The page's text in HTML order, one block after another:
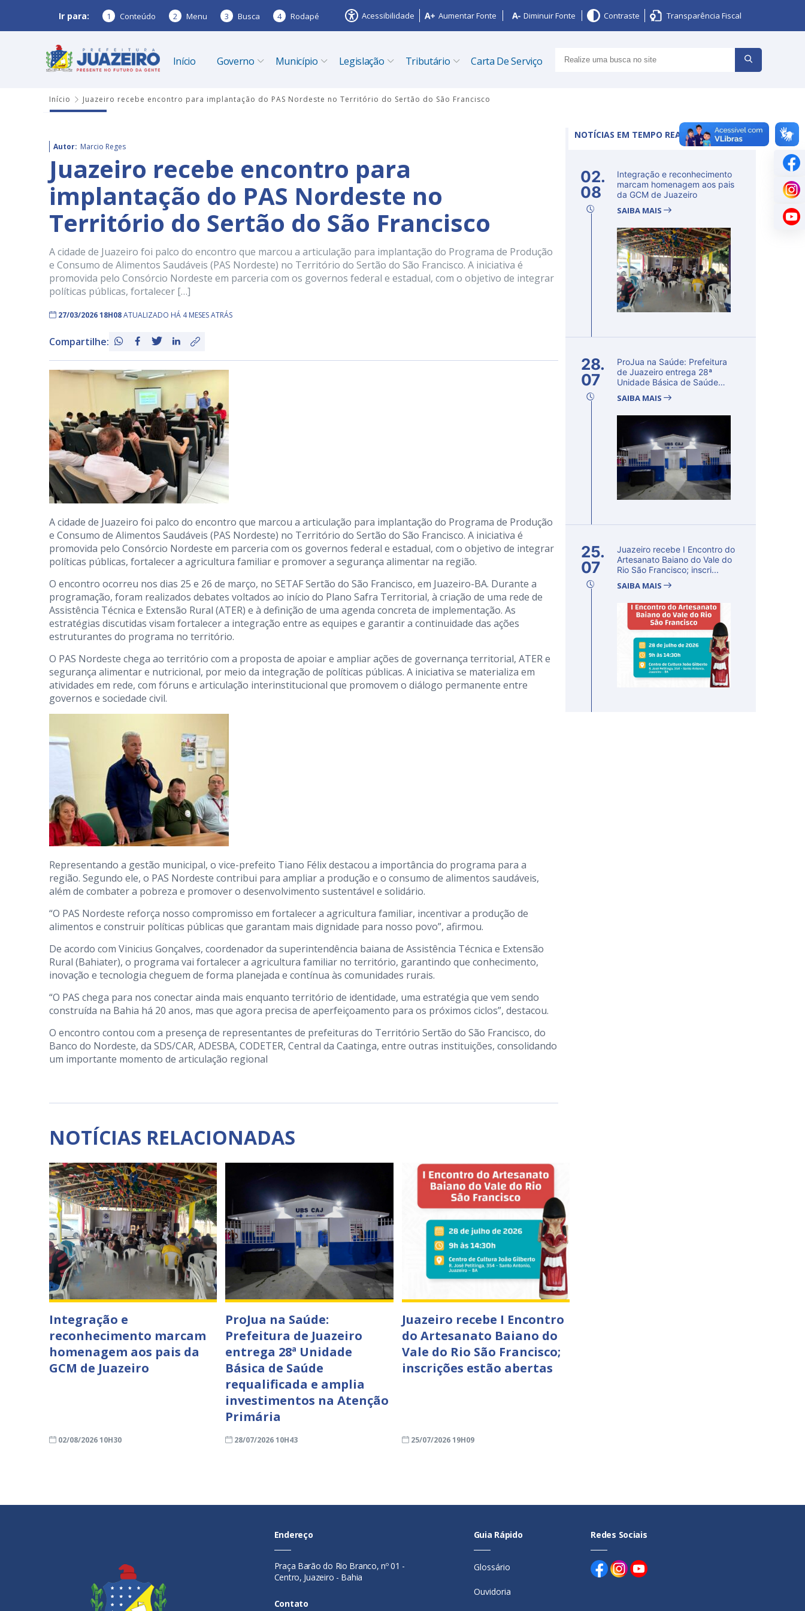
Ir para: 1 Conteúdo 2 Menu 3 Busca 4 Rodapé Acessibilidade Aumentar Fonte Diminuir Fonte Contraste Transparência Fiscal
Início Governo Município Legislação Tributário Carta De Serviço
Início Juazeiro recebe encontro para implantação do PAS Nordeste no Território do Sertão do São Francisco
Autor: Marcio Reges
Juazeiro recebe encontro para
implantação do PAS Nordeste no
Território do Sertão do São Francisco
A cidade de Juazeiro foi palco do encontro que marcou a articulação para implantação do Programa de Produção
e Consumo de Alimentos Saudáveis (PAS Nordeste) no Território do Sertão do São Francisco. A iniciativa é
promovida pelo Consórcio Nordeste em parceria com os governos federal e estadual, com o objetivo de integrar
políticas públicas, fortalecer […]
27/03/2026 18H08ATUALIZADO HÁ 4 MESES ATRÁS
Compartilhe:
A cidade de Juazeiro foi palco do encontro que marcou a articulação para implantação do Programa de Produção
e Consumo de Alimentos Saudáveis (PAS Nordeste) no Território do Sertão do São Francisco. A iniciativa é
promovida pelo Consórcio Nordeste em parceria com os governos federal e estadual, com o objetivo de integrar
políticas públicas, fortalecer a agricultura familiar e promover a segurança alimentar na região.
O encontro ocorreu nos dias 25 e 26 de março, no SETAF Sertão do São Francisco, em Juazeiro-BA. Durante a
programação, foram realizados debates voltados ao início do Plano Safra Territorial, à criação de uma rede de
Assistência Técnica e Extensão Rural (ATER) e à definição de uma agenda concreta de implementação. As
estratégias discutidas visam fortalecer a integração entre as equipes e garantir a continuidade das ações
estruturantes do programa no território.
O PAS Nordeste chega ao território com a proposta de apoiar e ampliar ações de governança territorial, ATER e
segurança alimentar e nutricional, por meio da integração de políticas públicas. A iniciativa se materializa em
atividades em rede, com fóruns e articulação interinstitucional que promovem o diálogo permanente entre
governos e sociedade civil.
Representando a gestão municipal, o vice-prefeito Tiano Félix destacou a importância do programa para a
região. Segundo ele, o PAS Nordeste contribui para ampliar a produção e o consumo de alimentos saudáveis,
além de combater a pobreza e promover o desenvolvimento sustentável e solidário.
“O PAS Nordeste reforça nosso compromisso em fortalecer a agricultura familiar, incentivar a produção de
alimentos e construir políticas públicas que garantam mais dignidade para nosso povo”, afirmou.
De acordo com Vinicius Gonçalves, coordenador da superintendência baiana de Assistência Técnica e Extensão
Rural (Bahiater), o programa vai fortalecer a agricultura familiar no território, garantindo que conhecimento,
inovação e tecnologia cheguem de forma planejada e contínua às comunidades rurais.
“O PAS chega para nos conectar ainda mais enquanto território de identidade, uma estratégia que vem sendo
construída na Bahia há 20 anos, mas que agora precisa de aperfeiçoamento para os próximos ciclos”, destacou.
O encontro contou com a presença de representantes de prefeituras do Território Sertão do São Francisco, do
Banco do Nordeste, da SDS/CAR, ADESBA, CODETER, Central da Caatinga, entre outras instituições, consolidando
um importante momento de articulação regional
NOTÍCIAS RELACIONADAS
Integração e
reconhecimento marcam
homenagem aos pais da
GCM de Juazeiro
02/08/2026 10H30
ProJua na Saúde:
Prefeitura de Juazeiro
entrega 28ª Unidade
Básica de Saúde
requalificada e amplia
investimentos na Atenção
Primária
28/07/2026 10H43
Juazeiro recebe I Encontro
do Artesanato Baiano do
Vale do Rio São Francisco;
inscrições estão abertas
25/07/2026 19H09
NOTÍCIAS EM TEMPO REAL
02.
08
Integração e reconhecimento
marcam homenagem aos pais
da GCM de Juazeiro
SAIBA MAIS
28.
07
ProJua na Saúde: Prefeitura
de Juazeiro entrega 28ª
Unidade Básica de Saúde
SAIBA MAIS
25.
07
Juazeiro recebe I Encontro do
Artesanato Baiano do Vale do
Rio São Francisco; inscri...
SAIBA MAIS
Endereço
Praça Barão do Rio Branco, nº 01 -
Centro, Juazeiro - Bahia
Contato
Guia Rápido
Glossário
Ouvidoria
Redes Sociais